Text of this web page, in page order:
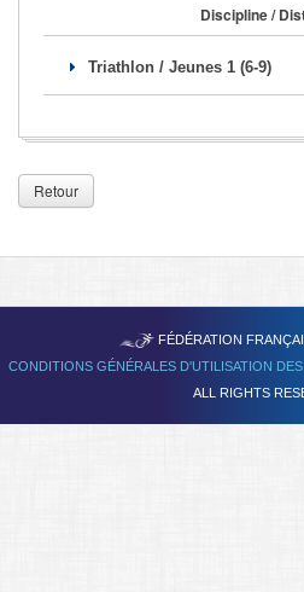
Se former
Nous Contacter
Discipline /
Triathlon / Jeunes 1 (6-9)
Retour
FÉDÉRATION
CONDITIONS GÉNÉRALES D'UTILISATION
ALL RIGHTS